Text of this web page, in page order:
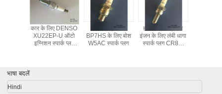
कार के लिए DENSO
XU22EP-U ऑटो
इग्निशन स्पार्क प्लग
मोटरसाइकिल
BP7HS के लिए बोश
W5AC स्पार्क प्लग
होंडा मोटरसाइकिल
इंजन के लिए लंबी धागा
स्पार्क प्लग CR8E,
भाषा बदलें
Hindi